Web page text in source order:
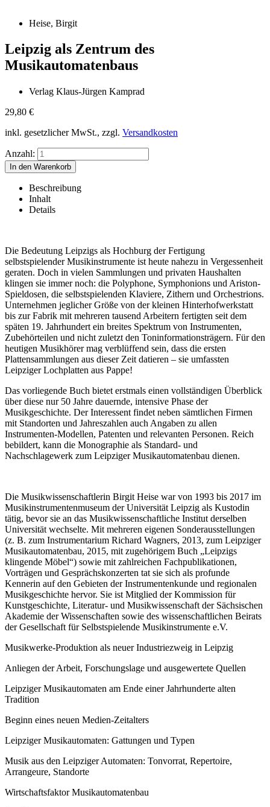
Heise, Birgit
Leipzig als Zentrum des
Musikautomatenbaus
Verlag Klaus-Jürgen Kamprad
29,80 €
inkl. gesetzlicher MwSt., zzgl. Versandkosten
Anzahl:
Beschreibung
Inhalt
Details
Die Bedeutung Leipzigs als Hochburg der Fertigung
selbstspielender Musikinstrumente ist heute nahezu in Vergessenheit
geraten. Doch in vielen Sammlungen und privaten Haushalten
klingen sie immer noch: die Polyphone, Symphonions und Ariston-
Spieldosen, die selbstspielenden Klaviere, Zithern und Orchestrions.
Unternehmen jeglicher Größe von der kleinen Hinterhofwerkstatt
bis zur Fabrik mit mehreren tausend Arbeitern fertigten seit dem
späten 19. Jahrhundert ein breites Spektrum von Instrumenten,
Zubehörteilen und nicht zuletzt den Toninformationsträgern. Für den
heutigen Musikhörer mag verblüffend sein, dass die ersten
Plattensammlungen aus dieser Zeit datieren – sie umfassten
Leipziger Lochplatten aus Pappe!
Das vorliegende Buch bietet erstmals einen vollständigen Überblick
über diese nur 50 Jahre dauernde, intensive Phase der
Musikgeschichte. Der Interessent findet neben sämtlichen Firmen
mit Standorten und Jahreszahlen auch Angaben zu allen
Instrumenten-Modellen, Patenten und relevanten Personen. Reich
bebildert, kann die Monographie als Standard- und
Nachschlagewerk zum Leipziger Musikautomatenbau dienen.
Die Musikwissenschaftlerin Birgit Heise war von 1993 bis 2017 im
Musikinstrumentenmuseum der Universität Leipzig als Kustodin
tätig, bevor sie an das Musikwissenschaftliche Institut derselben
Universität wechselte. Mit mehreren eigenen Sonderausstellungen
(z. B. zum Instrumentarium Richard Wagners, 2013, zum Leipziger
Musikautomatenbau, 2015, mit zugehörigem Buch „Leipzigs
klingende Möbel“) sowie mit zahlreichen Fachpublikationen,
Vorträgen und Gesprächskonzerten tat sie sich als profunde
Kennerin auf den Gebieten der Instrumentenkunde und regionalen
Musikgeschichte hervor. Sie ist Mitglied der Kommission für
Kunstgeschichte, Literatur- und Musikwissenschaft der Sächsischen
Akademie der Wissenschaften sowie des wissenschaftlichen Beirats
der Gesellschaft für Selbstspielende Musikinstrumente e.V.
Musikwerke-Produktion als neuer Industriezweig in Leipzig
Anliegen der Arbeit, Forschungslage und ausgewertete Quellen
Leipziger Musikautomaten am Ende einer Jahrhunderte alten
Tradition
Beginn eines neuen Medien-Zeitalters
Leipziger Musikautomaten: Gattungen und Typen
Musik aus den Leipziger Automaten: Tonvorrat, Repertoire,
Arrangeure, Standorte
Wirtschaftsfaktor Musikautomatenbau